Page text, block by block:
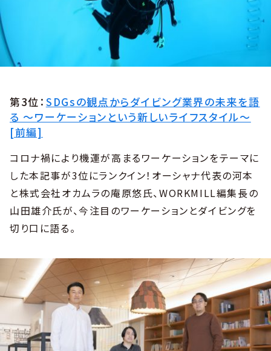
第3位： SDGsの観点からダイビング業界の未来を語
る 〜ワーケーションという新しいライフスタイル〜
[前編]
コロナ禍により機運が高まるワーケーションをテーマに
した本記事が3位にランクイン！オーシャナ代表の河本
と株式会社オカムラの庵原悠氏、WORKMILL編集長の
山田雄介氏が、今注目のワーケーションとダイビングを
切り口に語る。